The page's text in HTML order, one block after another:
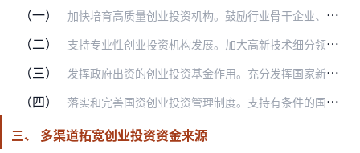
（一）
加快培育高质量创业投资机构。鼓励行业骨干企业、科研机构、创新创业平台机构等参与创业投资，重点培育一批优秀创业投资机构，支持中小型创业投资机构提升发展水平。引导创…
（二） 支持专业性创业投资机构发展。加大高新技术细分领域专业性创业投资机构培育力度，引导带动发展一批专精特新“小巨人”企业，促进提升中小企业竞争力。聚焦新领域新赛道，对…
（三） 发挥政府出资的创业投资基金作用。充分发挥国家新兴产业创业投资引导基金、国家中小企业发展基金、国家科技成果转化引导基金等作用，进一步做优做强，提高市场化运作效率，…
（四） 落实和完善国资创业投资管理制度。支持有条件的国有企业发挥自身优势，利用创业投资基金加大对行业科技领军企业、科技成果转化和产业链上下游中小企业的投资力度。健全符合…
三、 多渠道拓宽创业投资资金来源